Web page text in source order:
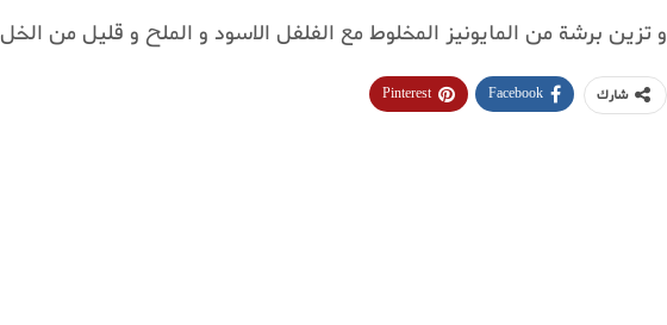
و تزين برشة من المايونيز المخلوط مع الفلفل الاسود و الملح و قليل من الخل
شارك Facebook
Pinterest